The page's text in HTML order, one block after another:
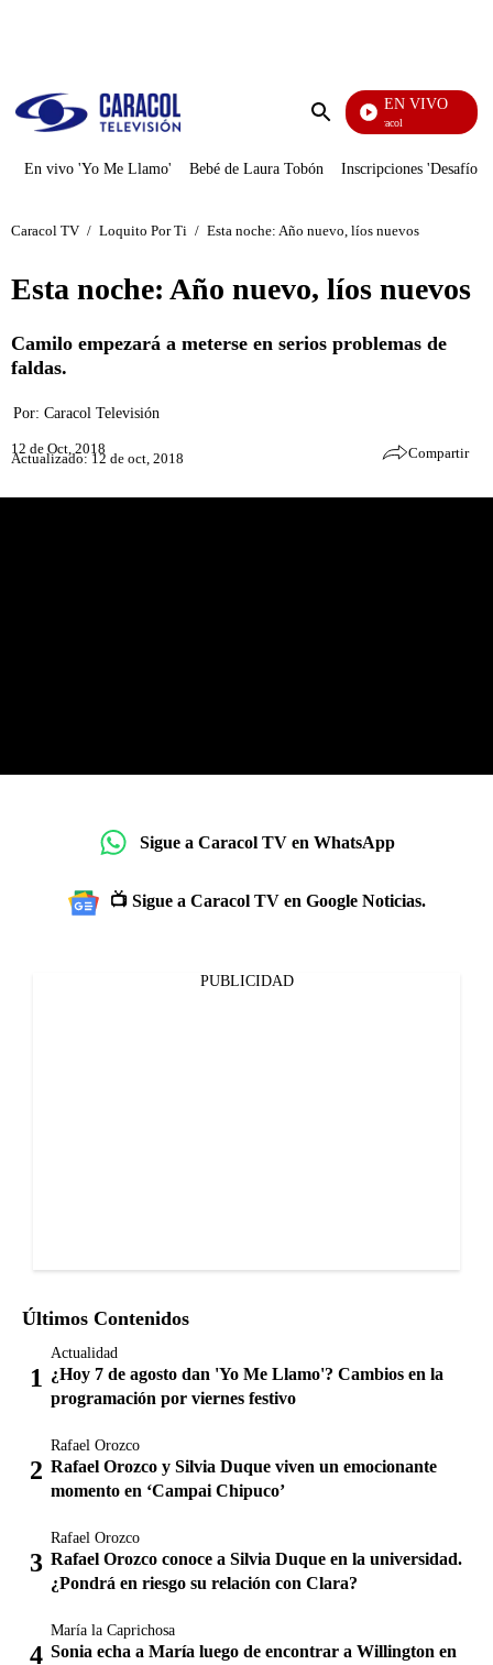
Enviar
EN VIVO
Noticias Caracol
En vivo 'Yo Me Llamo' Bebé de Laura Tobón Inscripciones 'Desafío'
Caracol TV / Loquito Por Ti / Esta noche: Año nuevo, líos nuevos
Esta noche: Año nuevo, líos nuevos
Camilo empezará a meterse en serios problemas de
faldas.
Por: Caracol Televisión
12 de Oct, 2018
Actualizado: 12 de oct, 2018 Compartir
Sigue a Caracol TV en WhatsApp
📺 Sigue a Caracol TV en Google Noticias.
PUBLICIDAD
Últimos Contenidos
Actualidad
¿Hoy 7 de agosto dan 'Yo Me Llamo'? Cambios en la
programación por viernes festivo
Rafael Orozco
Rafael Orozco y Silvia Duque viven un emocionante
momento en ‘Campai Chipuco’
Rafael Orozco
Rafael Orozco conoce a Silvia Duque en la universidad.
¿Pondrá en riesgo su relación con Clara?
María la Caprichosa
Sonia echa a María luego de encontrar a Willington en